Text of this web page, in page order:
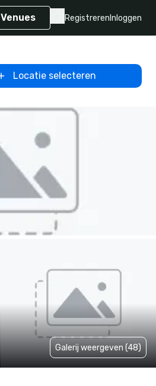
Venues Registreren Inloggen
Locatie selecteren
Galerij weergeven (48)